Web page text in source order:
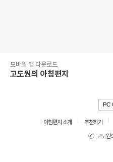
모바일 앱 다운로드
고도원의 아침편지
PC
아침편지 소개 추천하기
ⓒ 고도원